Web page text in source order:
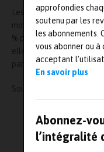
approfondies
soutenu par les
les abonnements.
vous abonner ou
acceptant
En savoir plus
Abonnez-
l’intégralité
Les ventes de
montées en flèche pour
% par rapport à 2010.
elles ont obtenu les
parvenues à accroître
Source :